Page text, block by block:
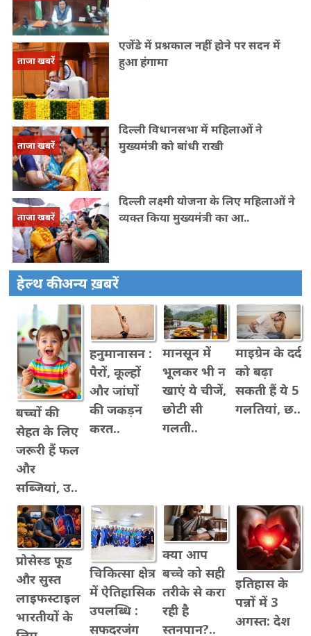
ताजा खबरें
एजेंडे में प्रश्नकाल नहीं होने पर सदन में
हुआ हंगामा
ताजा खबरें
दिल्ली विधानसभा में महिलाओं ने
मुख्यमंत्री को बांधी राखी
ताजा खबरें
दिल्ली लक्ष्मी योजना के लिए महिलाओं ने
व्यक्त किया मुख्यमंत्री का आ..
हेल्थ की अन्य ख़बरें
बच्चों की
सेहत के लिए
जरूरी हैं फल
और
सब्जियां, उ..
हनुमानासन :
पैरों, कूल्हों
और जांघों
की जकड़न
करत..
मानसून में
भूलकर भी न
खाएं ये चीजें,
छोटी सी
गलती..
माइग्रेन के दर्द
को बढ़ा
सकती हैं ये 5
गलतियां, छ..
प्रोसेस्ड फूड
और सुस्त
लाइफस्टाइल
भारतीयों के
चिकित्सा क्षेत्र
में ऐतिहासिक
उपलब्धि :
सफदरजंग
क्या आप
बच्चे को सही
तरीके से करा
रही है
स्तनपान?..
इतिहास के
पन्नों में 3
अगस्त: देश